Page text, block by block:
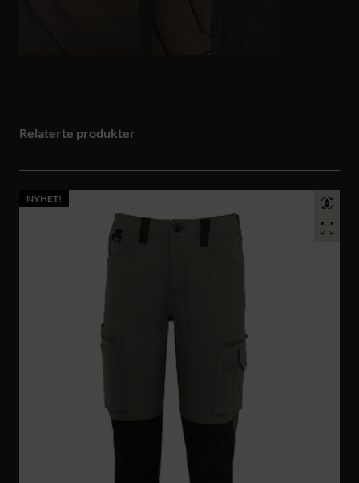
Relaterte produkter
NYHET!